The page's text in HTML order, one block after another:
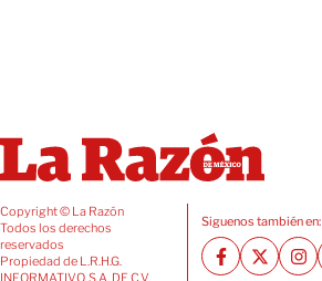
Copyright © La Razón
Todos los derechos
reservados
Propiedad de L.R.H.G.
INFORMATIVO, S.A. DE C.V.
Siguenos también en: